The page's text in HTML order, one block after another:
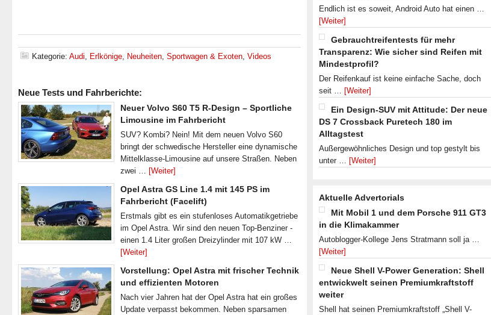
Kategorie: Audi, Erlkönige, Neuheiten, Sportwagen & Exoten, Videos
Neue Tests und Fahrberichte:
Neuer Volvo S60 T5 R-Design – Sportliche
Limousine im Fahrbericht
SUV? Kombi? Nein! Mit dem neuen Volvo S60
bringt der schwedische Hersteller eine dynamische
Mittelklasse-Limousine auf unsere Straßen. Neben
zwei … [Weiter]
Opel Astra GS Line 1.4 mit 145 PS im
Fahrbericht (Facelift)
Erstmals gibt es ein stufenloses Automatikgetriebe
im Opel Astra. Wir sind den neuen Top-Benziner -
einen 1.4 Liter großen Dreizylinder mit 107 kW …
[Weiter]
Vorstellung: Opel Astra mit frischer Technik
und effizienten Motoren
Nach vier Jahren hat der Opel Astra hat ein großes
Update verpasst bekommen. Neben sparsamen
Endlich ist es soweit, Android Auto hat einen …
[Weiter]
Gebrauchtreifentests für mehr
Transparenz: Wie sicher sind Reifen mit
Mindestprofil?
Der Reifenkauf ist keine einfache Sache, doch
seit … [Weiter]
Ein Design-SUV mit Attitude: Der neue
DS 7 Crossback Puretech 180 im
Alltagstest
Außergewöhnliches Design und top gestylt bis
unter … [Weiter]
Aktuelle Advertorials
Mit Mobil 1 und dem Porsche 911 GT3
in die Klimakammer
Autoblogger-Kollege Jens Stratmann soll ja …
[Weiter]
Neue Shell V-Power Generation: Shell
entwickwelt seinen Premiumkraftstoff
weiter
Shell hat seinen Premiumkraftstoff „Shell V-